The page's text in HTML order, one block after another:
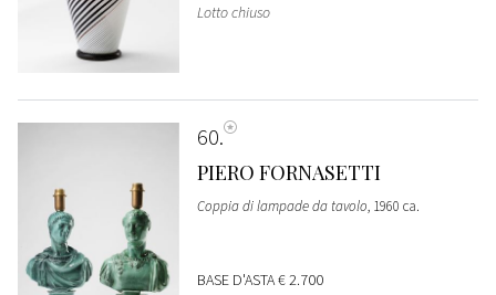
Lotto chiuso
60
PIERO FORNASETTI
Coppia di lampade da tavolo, 1960 ca.
BASE D'ASTA€ 2.700